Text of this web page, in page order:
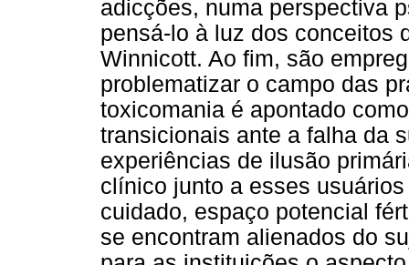
adicções, numa perspectiva
pensá-lo à luz dos conceitos
Winnicott. Ao fim, são
problematizar o campo das
toxicomania é apontado
transicionais ante a falha da
experiências de ilusão
clínico junto a esses
cuidado, espaço potencial
se encontram alienados do